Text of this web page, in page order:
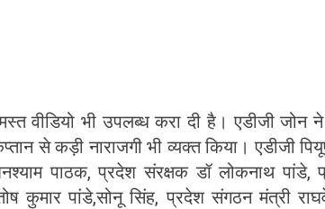
वीडियो भी उपलब्ध करा दी है। एडीजी जोन
से कड़ी नाराजगी भी व्यक्त किया। एडीजी
पाठक, प्रदेश संरक्षक डॉ लोकनाथ पांडे,
कुमार पांडे,सोनू सिंह, प्रदेश संगठन मंत्री